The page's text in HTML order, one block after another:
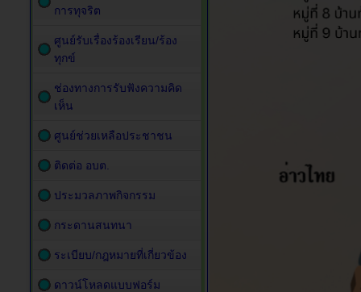
การทุจริต
ศูนย์รับเรื่องร้องเรียน/ร้อง
ทุกข์
ช่องทางการรับฟังความคิด
เห็น
ศูนย์ช่วยเหลือประชาชน
ติดต่อ อบต.
ประมวลภาพกิจกรรม
กระดานสนทนา
ระเบียบ/กฎหมายที่เกี่ยวข้อง
ดาวน์โหลดแบบฟอร์ม